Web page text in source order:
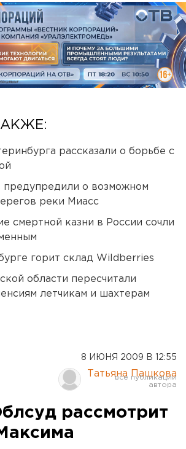
рассказали о борьбе с
предупредили о возможном
реки Миасс
смертной казни в России сочли
горит склад Wildberries
области пересчитали
летчикам и шахтерам
8 ИЮНЯ 2009 В 12:55
Татьяна Пашкова
рассмотрит